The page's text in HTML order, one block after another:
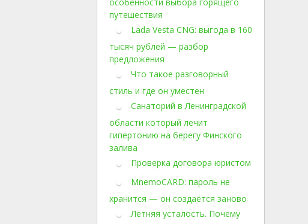
путешествия
Lada Vesta CNG: выгода в 160
тысяч рублей — разбор
предложения
Что такое разговорный
стиль и где он уместен
Санаторий в Ленинградской
области который лечит
гипертонию на берегу Финского
залива
Проверка договора юристом
MnemoCARD: пароль не
хранится — он создаётся заново
Летняя усталость. Почему